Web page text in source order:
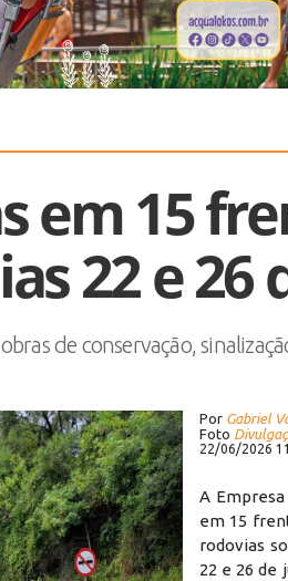
em 15
22 e 26
de conservação,
Por Gabriel
Foto
22/06/2026
A Empresa
em 15
rodovias
22 e 26 de